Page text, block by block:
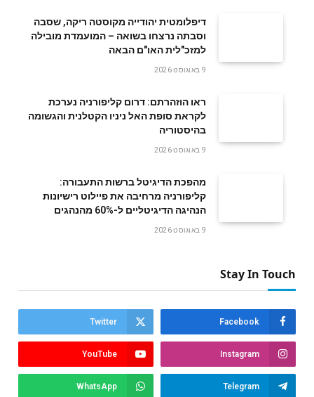
דיפלומטית יהודייה מקוסטה ריקה, שסבה
וסבתה נרצחו בשואה – המועמדת מובילה
למזכ"לית האו"ם הבאה
9 באוגוסט 2026
ראו הוזהרתם: דרום קליפורניה נערכת
לקראת סופת האל ניניו הקטלנית והגשומה
בהיסטוריה
9 באוגוסט 2026
מהפכת הדיגיטל ברשות התעבורה:
קליפורניה מרחיבה את פיילוט רישיונות
הנהיגה הדיגיטליים ל-60% מהנהגים
9 באוגוסט 2026
Stay In Touch
Facebook
Twitter
Instagram
YouTube
Telegram
WhatsApp